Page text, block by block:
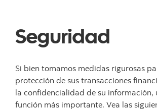
Seguridad
Si bien tomamos medidas rigurosas
protección de sus transacciones
la confidencialidad de su información,
función más importante. Vea las